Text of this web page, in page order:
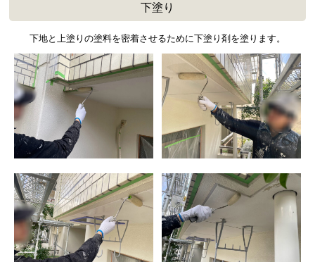
下塗り
下地と上塗りの塗料を密着させるために下塗り剤を塗ります。